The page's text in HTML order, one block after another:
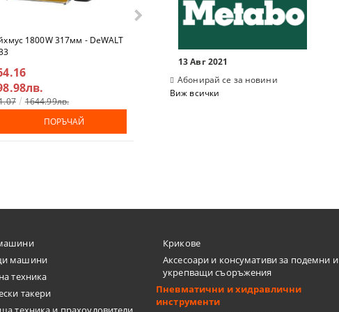
ЕЛЕКТРОИНСТРУМЕНТИ
1800W 317мм - DeWALT
1644.99лв.
ПОРЪЧАЙ
БАТЕРИЯ - DeWalt DCF961NT
638.40лв.
13 Авг 2021
Абонирай се за новини
Виж всички
машини
техника
такери
Крикове
Аксесоари и консумативи за подемни и
укрепващи съоръжения
Пневматични и хидравлични
инструменти